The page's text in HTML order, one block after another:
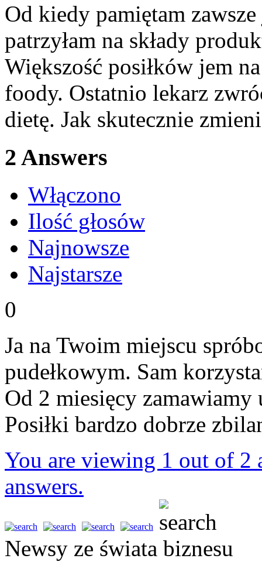
Od kiedy pamiętam zawsze
patrzyłam na składy
Większość posiłków jem
foody. Ostatnio lekarz
dietę. Jak skutecznie
2 Answers
Włączono
Ilość głosów
Najnowsze
Najstarsze
0
Ja na Twoim miejscu
pudełkowym. Sam
Od 2 miesięcy
Posiłki bardzo dobrze
You are viewing 1 out of 2
answers.
Newsy ze świata biznesu